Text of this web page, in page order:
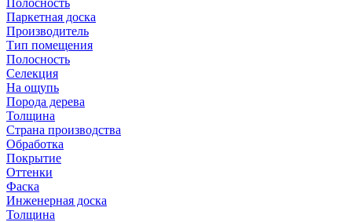
Полосность
Паркетная доска
Производитель
Тип помещения
Полосность
Селекция
На ощупь
Порода дерева
Толщина
Страна производства
Обработка
Покрытие
Оттенки
Фаска
Инженерная доска
Толщина